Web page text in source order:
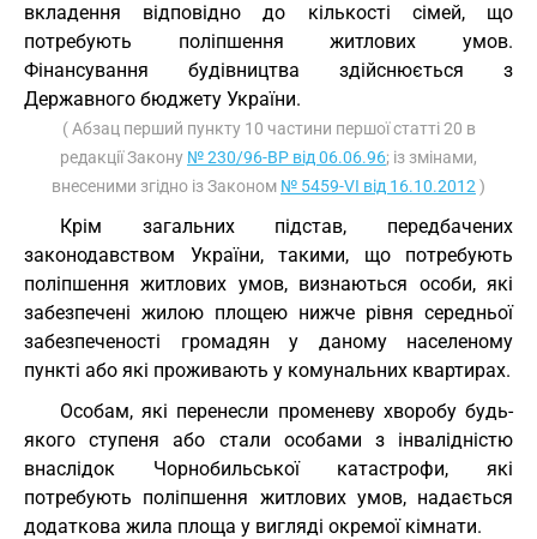
вкладення відповідно до кількості сімей, що
потребують поліпшення житлових умов.
Фінансування будівництва здійснюється з
Державного бюджету України.
( Абзац перший пункту 10 частини першої статті 20 в
редакції Закону № 230/96-ВР від 06.06.96; із змінами,
внесеними згідно із Законом № 5459-VI від 16.10.2012 )
Крім загальних підстав, передбачених
законодавством України, такими, що потребують
поліпшення житлових умов, визнаються особи, які
забезпечені жилою площею нижче рівня середньої
забезпеченості громадян у даному населеному
пункті або які проживають у комунальних квартирах.
Особам, які перенесли променеву хворобу будь-
якого ступеня або стали особами з інвалідністю
внаслідок Чорнобильської катастрофи, які
потребують поліпшення житлових умов, надається
додаткова жила площа у вигляді окремої кімнати.